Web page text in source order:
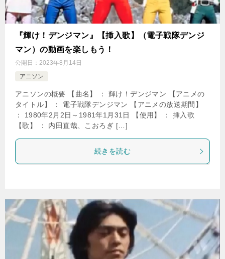
『輝け！デンジマン』【挿入歌】（電子戦隊デンジ
マン）の動画を楽しもう！
公開日： 2023年8月14日
アニソン
アニソンの概要 【曲名】 ： 輝け！デンジマン 【アニメの
タイトル】 ： 電子戦隊デンジマン 【アニメの放送期間】
： 1980年2月2日～1981年1月31日 【使用】 ： 挿入歌
【歌】 ： 内田直哉、こおろぎ […]
続きを読む